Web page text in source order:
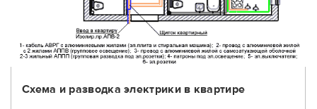
Схема и разводка электрики в квартире